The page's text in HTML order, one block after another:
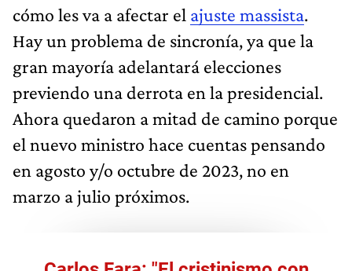
cómo les va a afectar el ajuste massista.
Hay un problema de sincronía, ya que la
gran mayoría adelantará elecciones
previendo una derrota en la presidencial.
Ahora quedaron a mitad de camino porque
el nuevo ministro hace cuentas pensando
en agosto y/o octubre de 2023, no en
marzo a julio próximos.